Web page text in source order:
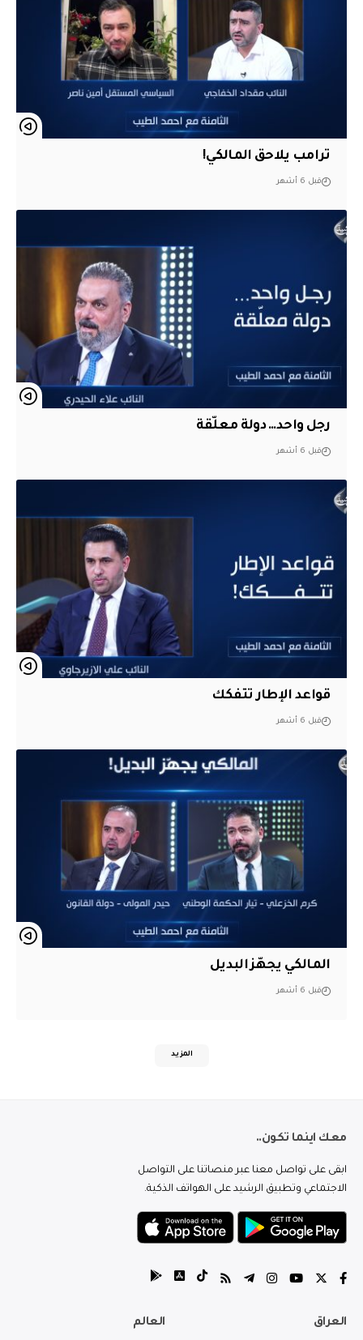
ترامب يلاحق المالكي!
قبل 6 أشهر
رجل واحد… دولة معلّقة
قبل 6 أشهر
قواعد الإطار تتفكك
قبل 6 أشهر
المالكي يجهّز البديل
قبل 6 أشهر
المزيد
معك اينما تكون..
ابقى على تواصل معنا عبر منصاتنا على التواصل
الاجتماعي وتطبيق الرشيد على الهواتف الذكية.
العراق العالم